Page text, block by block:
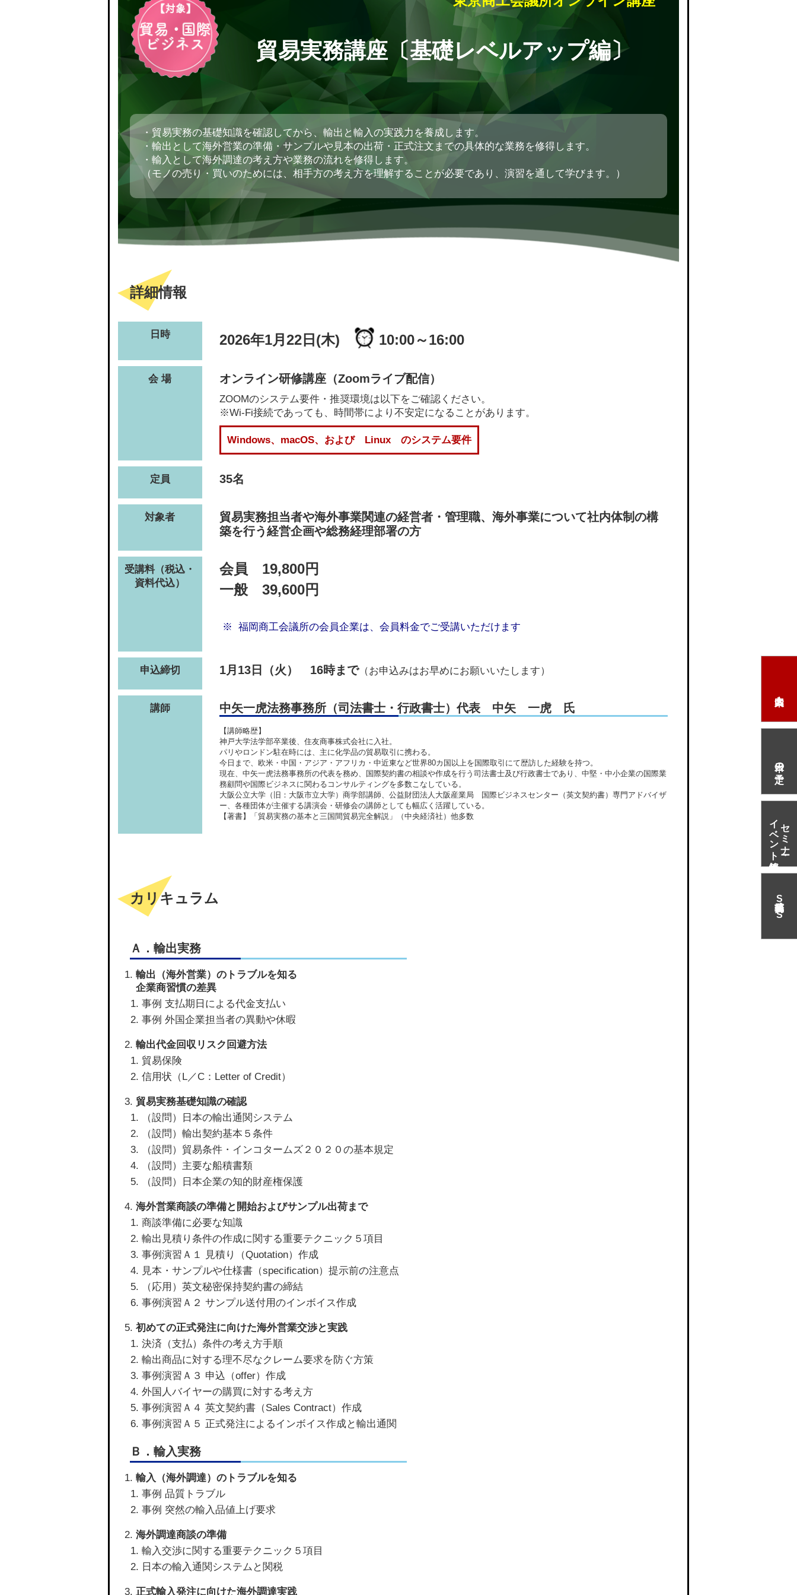
本日の予定
セミナー・
イベント情報
S
N
S
貿易実務講座〔基礎レベルアップ編〕
・貿易実務の基礎知識を確認してから、輸出と輸入の実践力を養成します。
・輸出として海外営業の準備・サンプルや見本の出荷・正式注文までの具体的な業務を修得します。
・輸入として海外調達の考え方や業務の流れを修得します。
（モノの売り・買いのためには、相手方の考え方を理解することが必要であり、演習を通して学びます。）
詳細情報
日時 2026年1月22日(木) 10:00～16:00
会 場 オンライン研修講座（Zoomライブ配信）
ZOOMのシステム要件・推奨環境は以下をご確認ください。
※Wi-Fi接続であっても、時間帯により不安定になることがあります。
Windows、macOS、および Linux のシステム要件
定員 35名
対象者
貿易実務担当者や海外事業関連の経営者・管理職、海外事業について社内体制の構
築を行う経営企画や総務経理部署の方
受講料（税込・
資料代込）
会員 19,800円
一般 39,600円
福岡商工会議所の会員企業は、会員料金でご受講いただけます
申込締切 1月13日（火） 16時まで（お申込みはお早めにお願いいたします）
講師 中矢一虎法務事務所（司法書士・行政書士）代表 中矢 一虎 氏
【講師略歴】
神戸大学法学部卒業後、住友商事株式会社に入社。
パリやロンドン駐在時には、主に化学品の貿易取引に携わる。
今日まで、欧米・中国・アジア・アフリカ・中近東など世界80カ国以上を国際取引にて歴訪した経験を持つ。
現在、中矢一虎法務事務所の代表を務め、国際契約書の相談や作成を行う司法書士及び行政書士であり、中堅・中小企業の国際業
務顧問や国際ビジネスに関わるコンサルティングを多数こなしている。
大阪公立大学（旧：大阪市立大学）商学部講師、公益財団法人大阪産業局 国際ビジネスセンター（英文契約書）専門アドバイザ
ー、各種団体が主催する講演会・研修会の講師としても幅広く活躍している。
【著書】「貿易実務の基本と三国間貿易完全解説」（中央経済社）他多数
カリキュラム
Ａ．輸出実務
輸出（海外営業）のトラブルを知る
企業商習慣の差異
事例 支払期日による代金支払い
事例 外国企業担当者の異動や休暇
輸出代金回収リスク回避方法
貿易保険
信用状（L／C：Letter of Credit）
貿易実務基礎知識の確認
（設問）日本の輸出通関システム
（設問）輸出契約基本５条件
（設問）貿易条件・インコタームズ２０２０の基本規定
（設問）主要な船積書類
（設問）日本企業の知的財産権保護
海外営業商談の準備と開始およびサンプル出荷まで
商談準備に必要な知識
輸出見積り条件の作成に関する重要テクニック５項目
事例演習Ａ１ 見積り（Quotation）作成
見本・サンプルや仕様書（specification）提示前の注意点
（応用）英文秘密保持契約書の締結
事例演習Ａ２ サンプル送付用のインボイス作成
初めての正式発注に向けた海外営業交渉と実践
決済（支払）条件の考え方手順
輸出商品に対する理不尽なクレーム要求を防ぐ方策
事例演習Ａ３ 申込（offer）作成
外国人バイヤーの購買に対する考え方
事例演習Ａ４ 英文契約書（Sales Contract）作成
事例演習Ａ５ 正式発注によるインボイス作成と輸出通関
Ｂ．輸入実務
輸入（海外調達）のトラブルを知る
事例 品質トラブル
事例 突然の輸入品値上げ要求
海外調達商談の準備
輸入交渉に関する重要テクニック５項目
日本の輸入通関システムと関税
正式輸入発注に向けた海外調達実践